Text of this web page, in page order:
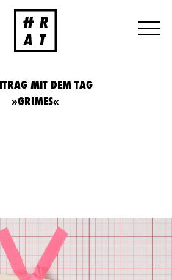
MIT DEM TAG
»GRIMES«